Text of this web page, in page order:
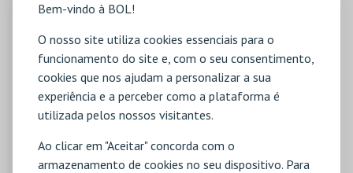
Bem-vindo à BOL!
O nosso site utiliza cookies essenciais para o
funcionamento do site e, com o seu consentimento,
cookies que nos ajudam a personalizar a sua
experiência e a perceber como a plataforma é
utilizada pelos nossos visitantes.
Ao clicar em "Aceitar" concorda com o
armazenamento de cookies no seu dispositivo. Para
Portal de Venda na Internet
Venda de Bilhetes
Emissão de Convites
Gestão de Clientes e Mailing
Gestão de Reservas
Promoções, Concursos
Realização de Inquéritos
Controlo de Acessos Digital (códigos de barras, RFID)
Mapas de Controlo de Gestão
Mapas de Apoio à Decisão